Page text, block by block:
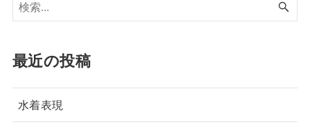
最近の投稿
水着表現